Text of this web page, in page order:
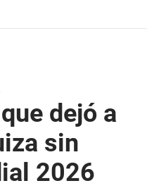
dejó a
sin
2026